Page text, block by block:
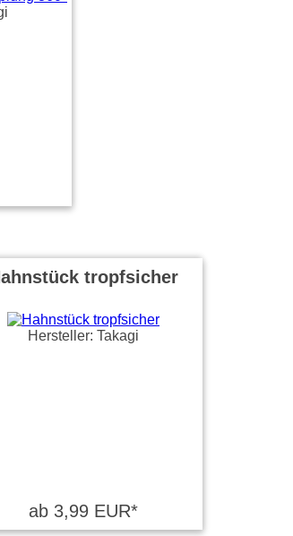
tropfsicher
Hersteller: Takagi
ab 3,99 EUR*